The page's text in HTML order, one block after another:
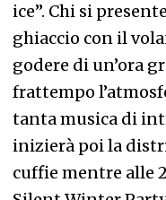
ice”. Chi si
ghiaccio con il
godere di un’ora
frattempo
tanta musica di
inizierà poi la
cuffie mentre alle